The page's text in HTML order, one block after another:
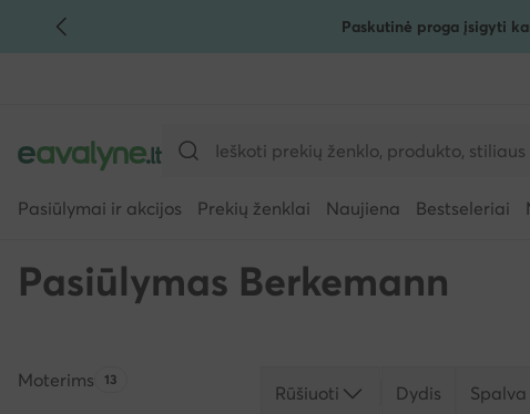
PEREITI PRIE PAGRINDINIO TURINIOPaskutinė proga įsigyti
Pasiūlymai ir akcijos Prekių ženklai Naujiena Bestseleriai
Pasiūlymas Berkemann
Moterims Produktų skaičius:
13
Rūšiuoti Dydis Spalva